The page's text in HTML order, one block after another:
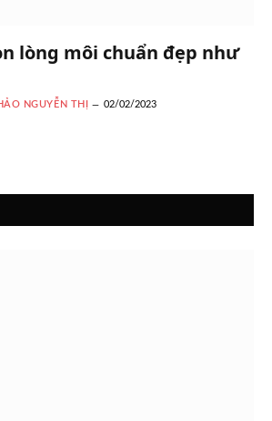
lòng môi chuẩn đẹp như
NGUYỄN THỊ 02/02/2023